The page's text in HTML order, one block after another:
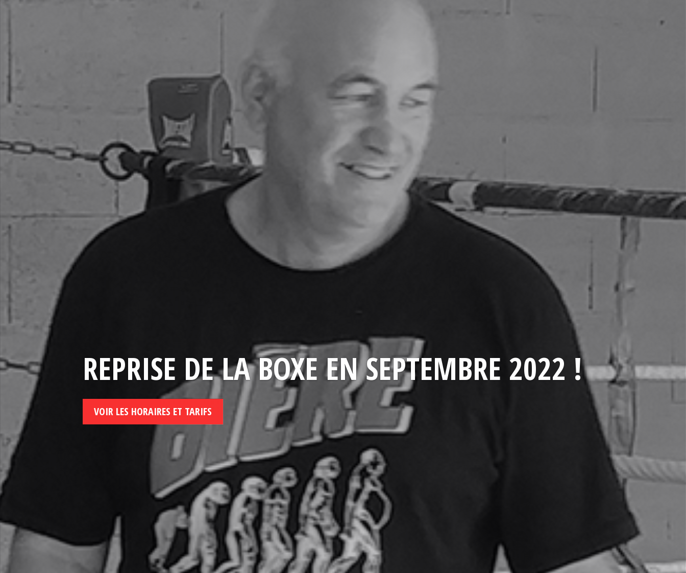
REPRISE DE LA BOXE EN SEPTEMBRE 2022 !
VOIR LES HORAIRES ET TARIFS